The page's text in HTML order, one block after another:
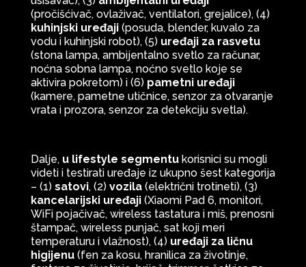
(pročišćivač, ovlaživač, ventilatori, grejalice), (4)
kuhinjski uređaji(posuda, blender, kuvalo za
vodu i kuhinjski robot), (5) uređaji za rasvetu
(stona lampa, ambijentalno svetlo za računar,
noćna sobna lampa, noćno svetlo koje se
aktivira pokretom) i (6) pametni uređaji
(kamere, pametne utičnice, senzor za otvaranje
vrata i prozora, senzor za detekciju svetla).
Dalje, u lifestyle segmentukorisnici su mogli
videti i testirati uređaje iz ukupno šest kategorija
– (1) satovi, (2) vozila (električni trotineti), (3)
kancelarijski uređaji (Xiaomi Pad 6, monitori,
WiFi pojačivač, wireless tastatura i miš, prenosni
štampač, wireless punjač, sat koji meri
temperaturu i vlažnost), (4) uređaji za ličnu
higijenu(fen za kosu, hranilica za životinje,